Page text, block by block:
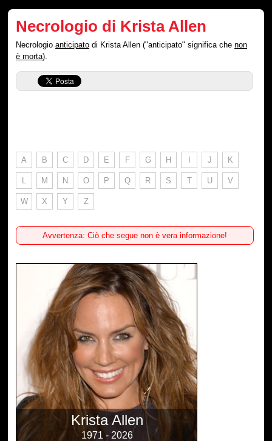
Necrologio di Krista Allen
Necrologioanticipato di Krista Allen ("anticipato" significa chenon
è morta).
A B C D E F G H I J K
L M N O P Q R S T U V
W X Y Z
Avvertenza: Ciò che segue non è vera informazione!
Krista Allen
1971 - 2026